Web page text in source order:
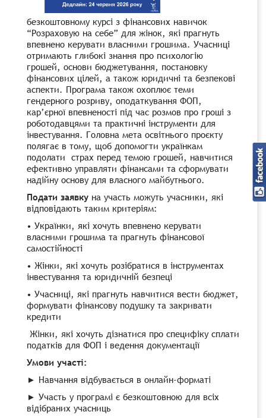
безкоштовному курсі з фінансових навичок
“Розраховую на себе” для жінок, які прагнуть
впевнено керувати власними грошима. Учасниці
отримають глибокі знання про психологію
грошей, основи бюджетування, постановку
фінансових цілей, а також юридичні та безпекові
аспекти. Програма також охоплює теми
гендерного розриву, оподаткування ФОП,
кар’єрної впевненості під час розмов про гроші з
роботодавцями та практичні інструменти для
інвестування. Головна мета освітнього проєкту
полягає в тому, щоб допомогти українкам
подолати страх перед темою грошей, навчитися
ефективно управляти фінансами та сформувати
надійну основу для власного майбутнього.
Подати заявку на участь можуть учасники, які
відповідають таким критеріям:
• Українки, які хочуть впевнено керувати
власними грошима та прагнуть фінансової
самостійності
• Жінки, які хочуть розібратися в інструментах
інвестування та юридичній безпеці
• Учасниці, які прагнуть навчитися вести бюджет,
формувати фінансову подушку та закривати
кредити
Жінки, які хочуть дізнатися про специфіку сплати
податків для ФОП і ведення документації
Умови участі:
► Навчання відбувається в онлайн-форматі
► Участь у програмі є безкоштовною для всіх
відібраних учасниць